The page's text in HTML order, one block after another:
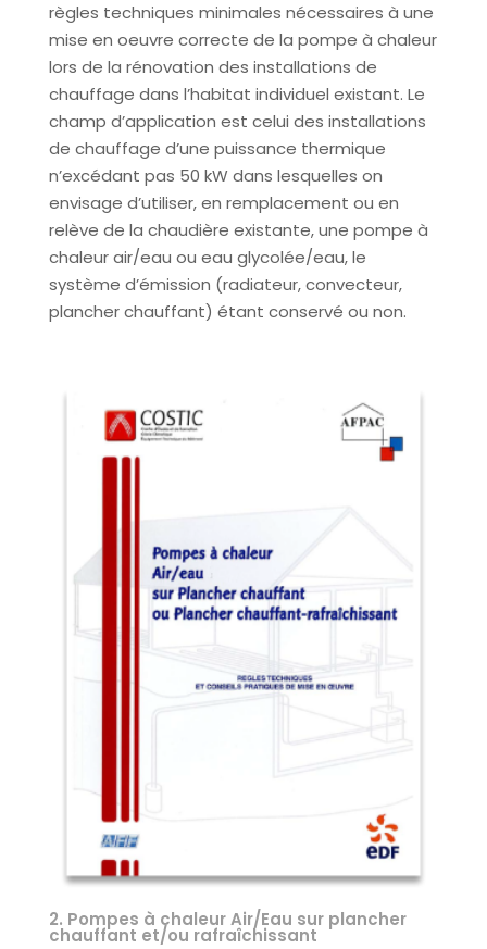
règles techniques minimales nécessaires à une
mise en oeuvre correcte de la pompe à chaleur
lors de la rénovation des installations de
chauffage dans l’habitat individuel existant. Le
champ d’application est celui des installations
de chauffage d’une puissance thermique
n’excédant pas 50 kW dans lesquelles on
envisage d’utiliser, en remplacement ou en
relève de la chaudière existante, une pompe à
chaleur air/eau ou eau glycolée/eau, le
système d’émission (radiateur, convecteur,
plancher chauffant) étant conservé ou non.
2. Pompes à chaleur Air/Eau sur plancher
chauffant et/ou rafraîchissant